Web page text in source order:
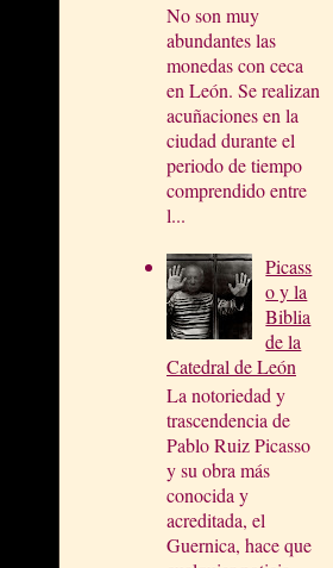
No son muy
abundantes las
monedas con ceca
en León. Se realizan
acuñaciones en la
ciudad durante el
periodo de tiempo
comprendido entre
l...
Picass
o y la
Biblia
de la
Catedral de León
La notoriedad y
trascendencia de
Pablo Ruiz Picasso
y su obra más
conocida y
acreditada, el
Guernica, hace que